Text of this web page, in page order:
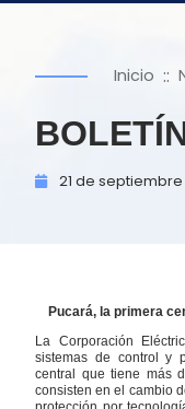
Inicio ::
21 de septiembre
Pucará, la primera
La Corporación
sistemas de control y
central que tiene más
consisten en el cambio